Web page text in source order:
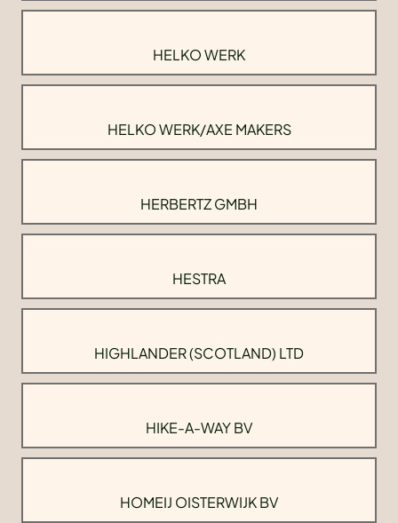
HELKO WERK
HELKO WERK/AXE MAKERS
HERBERTZ GMBH
HESTRA
HIGHLANDER (SCOTLAND) LTD
HIKE-A-WAY BV
HOMEIJ OISTERWIJK BV